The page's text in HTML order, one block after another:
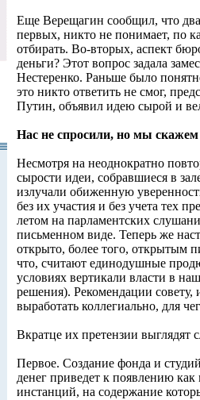
Еще Верещагин сообщил, что
первых, никто не понимает, по
отбирать. Во-вторых, аспект
деньги? Этот вопрос задала
Нестеренко. Раньше было
это никто ответить не смог,
Путин, объявил идею сырой и
Нас не спросили, но мы скажем
Несмотря на неоднократно
сырости идеи, собравшиеся в
излучали обиженную
без их участия и без учета тех
летом на парламентских
письменном виде. Теперь же
открыто, более того, открытым
что, считают единодушные
условиях вертикали власти в
решения). Рекомендации совету,
выработать коллегиально, для
Вкратце их претензии выглядят
Первое. Создание фонда и
денег приведет к появлению
инстанций, на содержание